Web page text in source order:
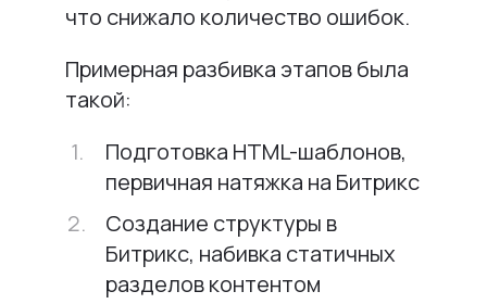
что снижало количество ошибок.
Примерная разбивка этапов была
такой:
Подготовка HTML-шаблонов,
первичная натяжка на Битрикс
Создание структуры в
Битрикс, набивка статичных
разделов контентом